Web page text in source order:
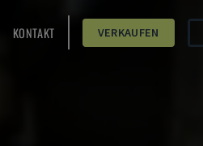
KONTAKT VERKAUFEN